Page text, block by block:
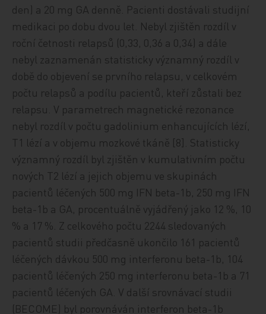
den) a 20 mg GA denně. Pacienti dostávali studijní
medikaci po dobu dvou let. Nebyl zjištěn rozdíl v
roční četnosti relapsů (0,33, 0,36 a 0,34) a dále
nebyl zaznamenán statisticky významný rozdíl v
době do objevení se prvního relapsu, v celkovém
počtu relapsů a podílu pacientů, kteří zůstali bez
relapsu. V parametrech magnetické rezonance
nebyl rozdíl v počtu gadolinium enhancujících lézí,
T1 lézí a v objemu mozkové tkáně [8]. Statisticky
významný rozdíl byl zjištěn v kumulativním počtu
nových T2 lézí a jejich objemu ve skupinách
pacientů léčených 500 mg IFN beta-1b, 250 mg IFN
beta-1b a GA, procentuálně vyjádřený jako 12 %, 10
% a 17 %. Z celkového počtu 2244 sledovaných
pacientů studii předčasně ukončilo 161 pacientů
léčených dávkou 500 mg interferonu beta-1b, 104
pacientů léčených 250 mg interferonu beta-1b a 71
pacientů léčených GA. V další srovnávací studii
(BECOME) byl porovnáván interferon beta-1b